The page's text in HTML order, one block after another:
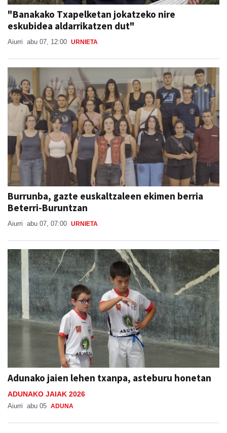
"Banakako Txapelketan jokatzeko nire
eskubidea aldarrikatzen dut"
Aiurri abu 07, 12:00 URNIETA
Burrunba, gazte euskaltzaleen ekimen berria
Beterri-Buruntzan
Aiurri abu 07, 07:00 URNIETA
Adunako jaien lehen txanpa, asteburu honetan
ADUNAKO JAIAK 2026
Aiurri abu 05 ADUNA